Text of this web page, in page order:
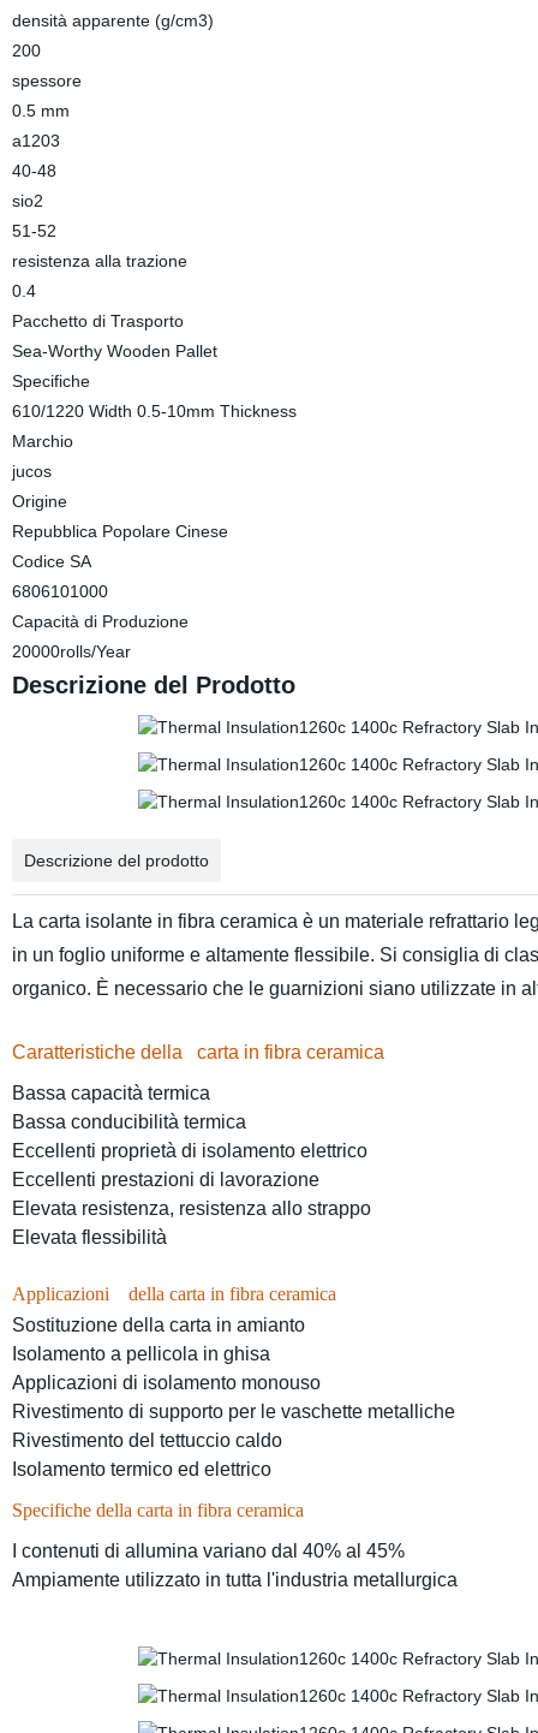
densità apparente (g/cm3)
200
spessore
0.5 mm
a1203
40-48
sio2
51-52
resistenza alla trazione
0.4
Pacchetto di Trasporto
Sea-Worthy Wooden Pallet
Specifiche
610/1220 Width 0.5-10mm Thickness
Marchio
jucos
Origine
Repubblica Popolare Cinese
Codice SA
6806101000
Capacità di Produzione
20000rolls/Year
Descrizione del Prodotto
Descrizione del prodotto
La carta isolante in fibra ceramica è un materiale refrattario
in un foglio uniforme e altamente flessibile. Si consiglia di
organico. È necessario che le guarnizioni siano utilizzate in
Caratteristiche della
carta in fibra ceramica
Bassa capacità termica
Bassa conducibilità termica
Eccellenti proprietà di isolamento elettrico
Eccellenti prestazioni di lavorazione
Elevata resistenza, resistenza allo strappo
Elevata flessibilità
Applicazioni
della carta in fibra ceramica
Sostituzione della carta in amianto
Isolamento a pellicola in ghisa
Applicazioni di isolamento monouso
Rivestimento di supporto per le vaschette metalliche
Rivestimento del tettuccio caldo
Isolamento termico ed elettrico
Specifiche della carta in fibra ceramica
I contenuti di allumina variano dal 40% al 45%
Ampiamente utilizzato in tutta l'industria metallurgica